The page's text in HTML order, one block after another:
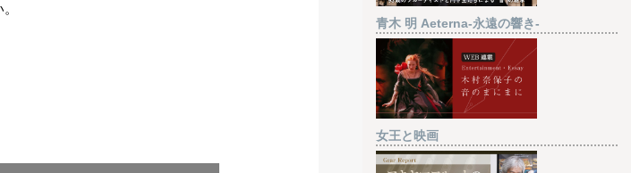
青木 明 Aeterna-永遠の響き-
女王と映画